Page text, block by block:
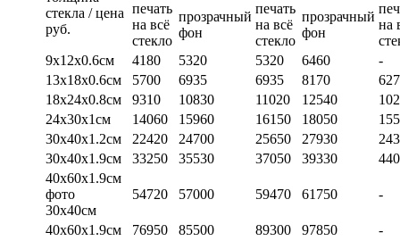
стекла / цена
руб.
печать
на всё
стекло
прозрачный
фон
печать
на всё
стекло
прозрачный
фон
на
9х12х0.6см
4180 5320 5320 6460
-
13х18х0.6см
5700 6935 6935 8170
18х24х0.8см
9310 10830 11020 12540
24х30х1см
14060 15960 16150 18050
30х40х1.2см
22420 24700 25650 27930
30х40х1.9см
33250 35530 37050 39330
40х60х1.9см
фото
30х40см
54720 57000 59470 61750 -
40х60х1.9см 76950 85500 89300 97850
-